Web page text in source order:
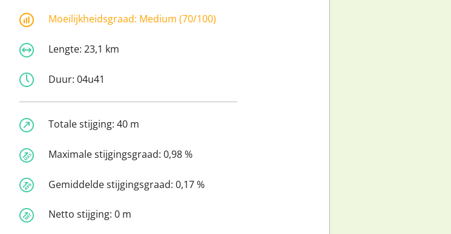
Moeilijkheidsgraad: Medium (70/100)
Lengte: 23,1 km
Duur: 04u41
Totale stijging: 40 m
Maximale stijgingsgraad: 0,98 %
Gemiddelde stijgingsgraad: 0,17 %
Netto stijging: 0 m